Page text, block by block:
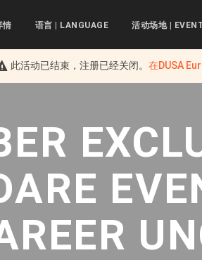
此活动已结束，注册已经关闭。在DUSA
情 语言 | LANGUAGE 活动场地 |